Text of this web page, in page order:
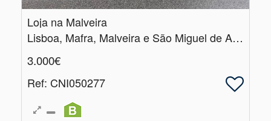
Loja na Malveira
Lisboa, Mafra, Malveira e São Miguel de Alcainça
3.000€
Ref: CNI050277